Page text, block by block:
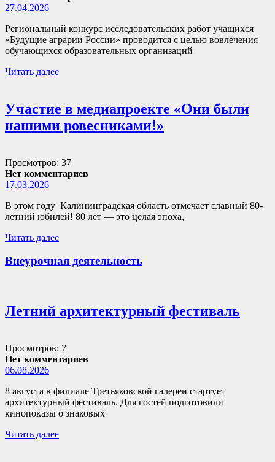
27.04.2026
Региональный конкурс исследовательских работ учащихся
«Будущие аграрии России» проводится с целью вовлечения
обучающихся образовательных организаций
Читать далее
Участие в медиапроекте «Они были
нашими ровесниками!»
Просмотров: 37
Нет комментариев
17.03.2026
В этом году Калининградская область отмечает славный 80-
летний юбилей! 80 лет — это целая эпоха,
Читать далее
Внеурочная деятельность
Летний архитектурный фестиваль
Просмотров: 7
Нет комментариев
06.08.2026
8 августа в филиале Третьяковской галереи стартует
архитектурный фестиваль. Для гостей подготовили
кинопоказы о знаковых
Читать далее